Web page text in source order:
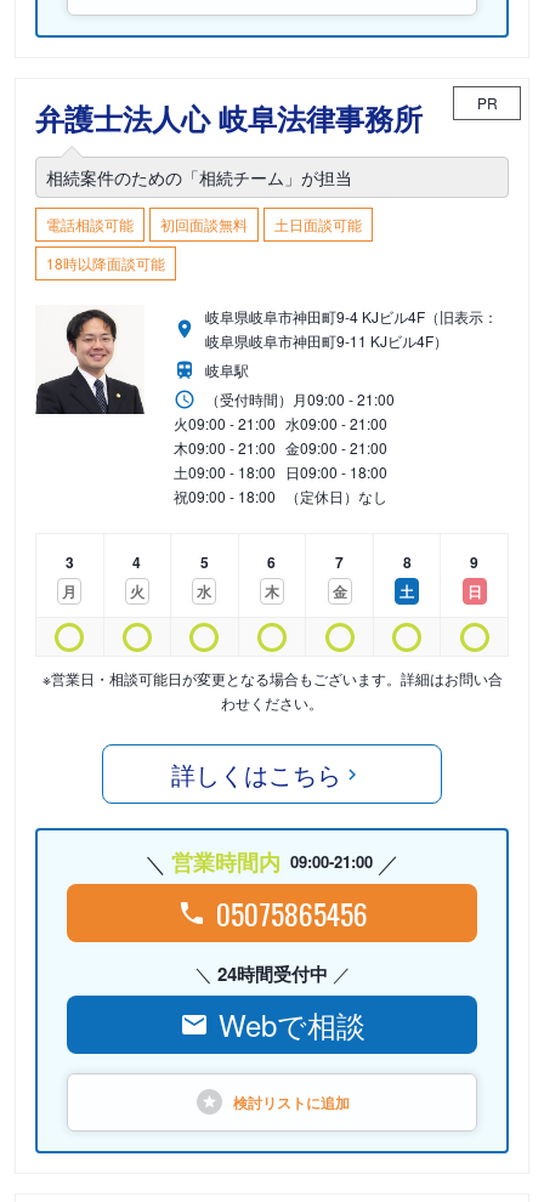
弁護士法人心 岐阜法律事務所 PR
相続案件のための「相続チーム」が担当
電話相談可能 初回面談無料
土日面談可能
18時以降面談可能
岐阜県岐阜市神田町9-4 KJビル4F（旧表示：
岐阜県岐阜市神田町9-11 KJビル4F）
岐阜駅
（受付時間） 月09:00 - 21:00
火09:00 - 21:00 水09:00 - 21:00
木09:00 - 21:00 金09:00 - 21:00
土09:00 - 18:00 日09:00 - 18:00
祝09:00 - 18:00 （定休日）なし
3
月
4
火
5
水
6
木
7
金
8
土
9
日
※営業日・相談可能日が変更となる場合もございます。詳細はお問い合
わせください。
詳しくはこちら
営業時間内 09:00-21:00
05075865456
24時間受付中
Webで相談
検討リストに追加